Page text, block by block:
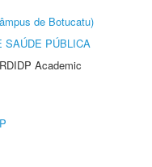
de Botucatu)
SAÚDE PÚBLICA
Academic